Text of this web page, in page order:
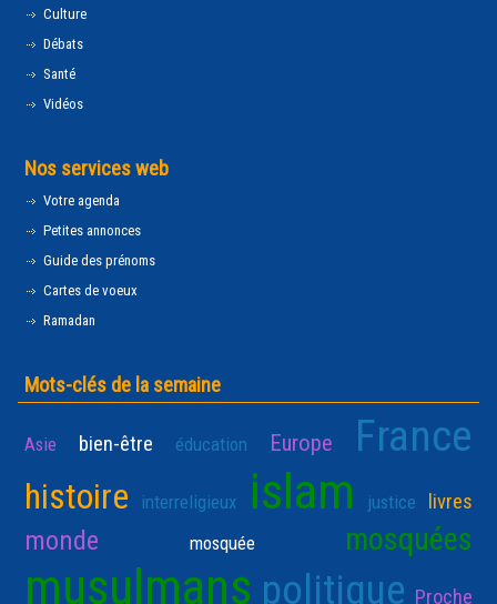
Culture
Débats
Santé
Vidéos
Nos services web
Votre agenda
Petites annonces
Guide des prénoms
Cartes de voeux
Ramadan
Mots-clés de la semaine
Asie bien-être éducation Europe France
histoire interreligieux islam justice livres
monde mosquée mosquées
musulmans politique Proche